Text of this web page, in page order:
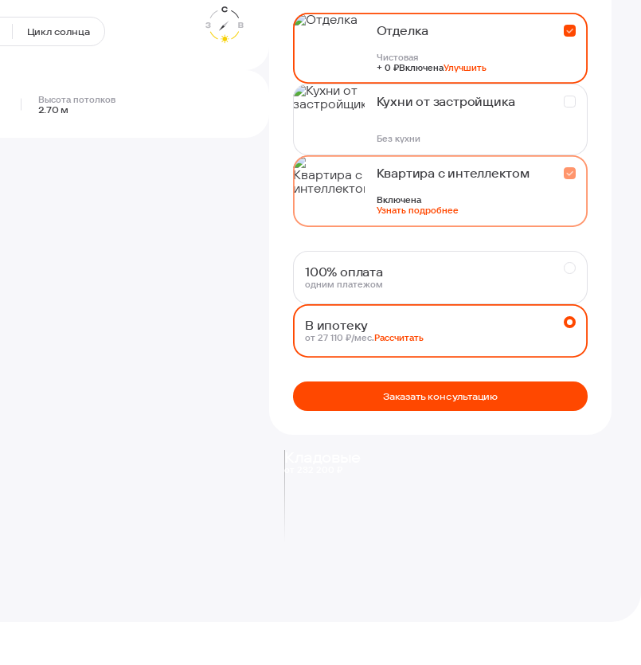
Цикл солнца
Высота потолков
2.70 м
Отделка
Чистовая
+ 0 ₽ВключенаУлучшить
Кухни от застройщика
Без кухни
Квартира с интеллектом
Включена
Узнать подробнее
100% оплата
одним платежом
В ипотеку
от 27 110 ₽/мес.Рассчитать
Заказать консультацию
от 232 200 ₽